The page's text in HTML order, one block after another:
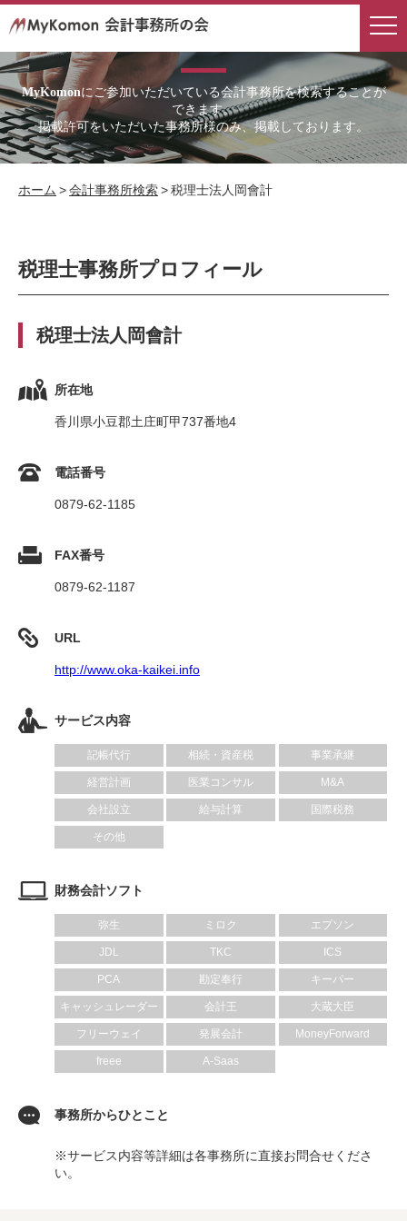
MyKomonにご参加いただいている会計事務所を検索することが
できます。
掲載許可をいただいた事務所様のみ、掲載しております。
ホーム >会計事務所検索>税理士法人岡會計
税理士事務所プロフィール
税理士法人岡會計
所在地
香川県小豆郡土庄町甲737番地4
電話番号
0879-62-1185
FAX番号
0879-62-1187
URL
http://www.oka-kaikei.info
サービス内容
記帳代行 相続・資産税 事業承継
経営計画 医業コンサル M&A
会社設立 給与計算 国際税務
その他
財務会計ソフト
弥生 ミロク エプソン
JDL TKC ICS
PCA 勘定奉行 キーパー
キャッシュレーダー 会計王 大蔵大臣
フリーウェイ 発展会計 MoneyForward
freee A-Saas
事務所からひとこと
※サービス内容等詳細は各事務所に直接お問合せくださ
い。